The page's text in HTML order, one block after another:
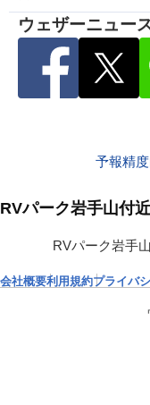
ウェザーニュー
予報精
RVパーク岩手山付
RVパーク岩手
会社概要利用規約プライバ